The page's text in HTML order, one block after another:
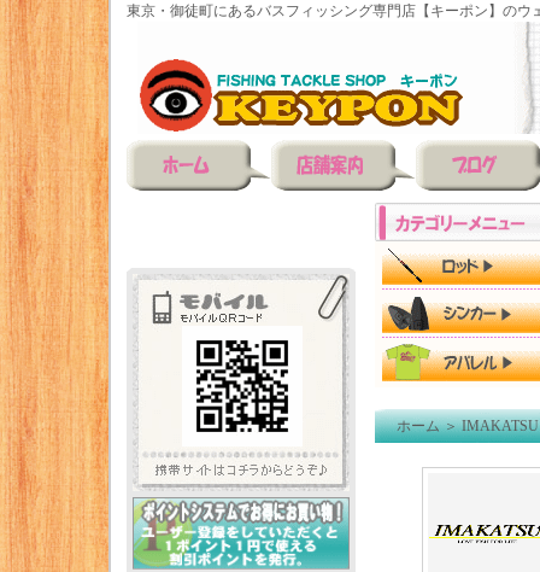
東京・御徒町にあるバスフィッシング専門店【キーポン】のウ
ホーム＞IMAKATSU